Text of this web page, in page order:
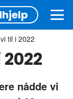
til i 2022
nådde vi